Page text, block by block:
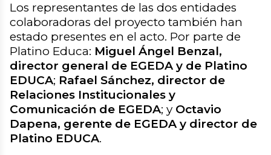
Los representantes de las dos entidades
colaboradoras del proyecto también han
estado presentes en el acto. Por parte de
Platino Educa: Miguel Ángel Benzal,
director general de EGEDA y de Platino
EDUCA; Rafael Sánchez, director de
Relaciones Institucionales y
Comunicación de EGEDA; y Octavio
Dapena, gerente de EGEDA y director de
Platino EDUCA.